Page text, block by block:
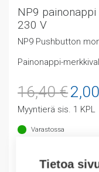
Tietoa
NP9
230 V
NP9 Pushbutton
Painonappi-
16,40€ hinta
oli:
2,00
Myyntierä sis. 1 KPL
Varastossa
Määrä
Määrä